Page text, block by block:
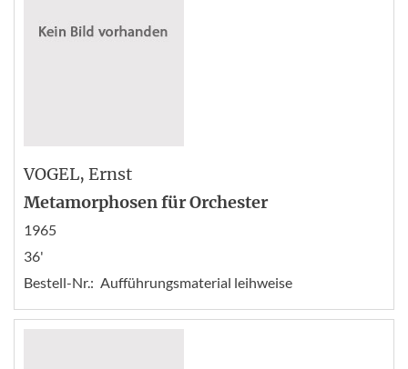
VOGEL, Ernst
Metamorphosen für Orchester
1965
36'
Bestell-Nr.: Aufführungsmaterial leihweise